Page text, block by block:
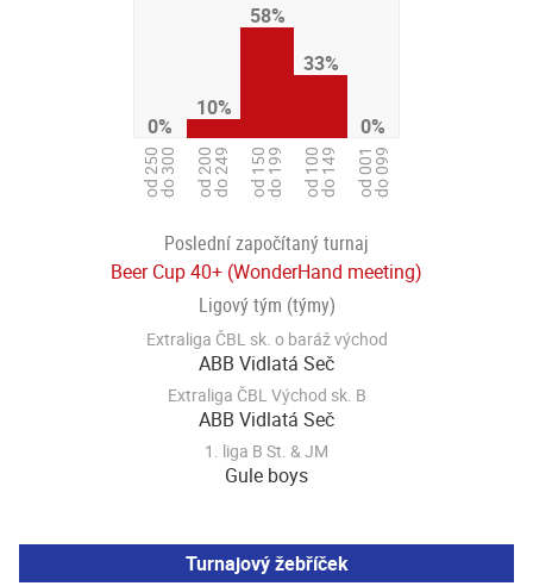
0%
od 250do 300
10%
od 200do 249
58%
od 150do 199
33%
od 100do 149
0%
od 001do 099
Poslední započítaný turnaj
Beer Cup 40+ (WonderHand meeting)
Ligový tým (týmy)
Extraliga ČBL sk. o baráž východ
ABB Vidlatá Seč
Extraliga ČBL Východ sk. B
ABB Vidlatá Seč
1. liga B St. & JM
Gule boys
Turnajový žebříček